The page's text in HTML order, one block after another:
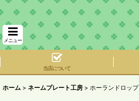
メニュー
当店について
ホーム > ネームプレート工房 > ホーランドロップ